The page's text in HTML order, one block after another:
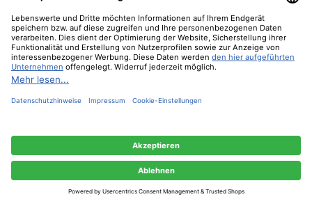
Kreative aus aller Welt. 🌿
🛋️ Wohntextilien, die mehr erzählen
Mit einem
Formensprache, liebevoller Handarbeit und globalem Spirit
können.Mehr Informationen ...
Nur technisch notwendige Konfigurieren